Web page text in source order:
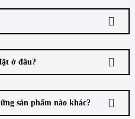
ở đâu?
sản phẩm nào khác?